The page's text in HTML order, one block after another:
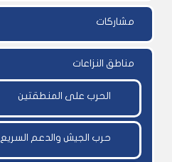
مشاركات
مناطق النزاعات
الحرب على المنطقتين
حرب الجيش والدعم السريع